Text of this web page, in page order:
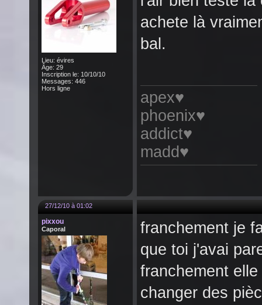
Lieu: évires
Âge: 29
Inscription le: 10/10/10
Messages: 446
Hors ligne
achete là
bal.
apex♥
phoenix♥
addict♥
madd♥
27/12/10 à 01:02
pixxou
Caporal
franchement je
que toi j'avai
franchement
changer des